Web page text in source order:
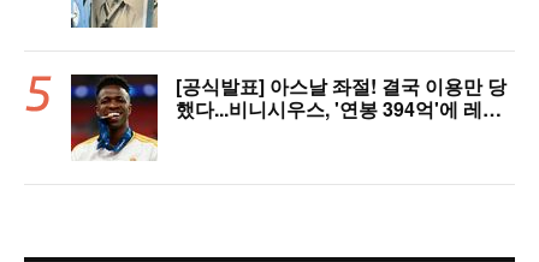
[공식발표] 아스날 좌절! 결국 이용만 당
했다...비니시우스, '연봉 394억'에 레알